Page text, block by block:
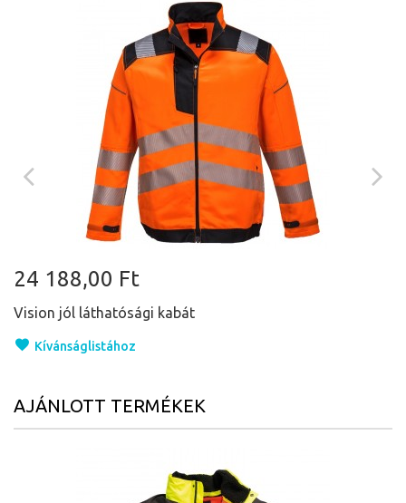
24 188,00 Ft
Vision jól láthatósági kabát
Kívánságlistához
AJÁNLOTT TERMÉKEK